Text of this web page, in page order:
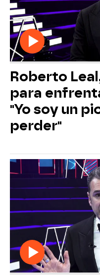
Roberto
para
"Yo soy un
perder"